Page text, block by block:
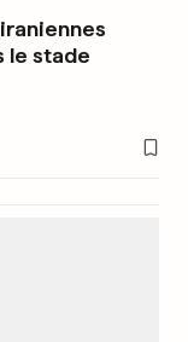
le stade